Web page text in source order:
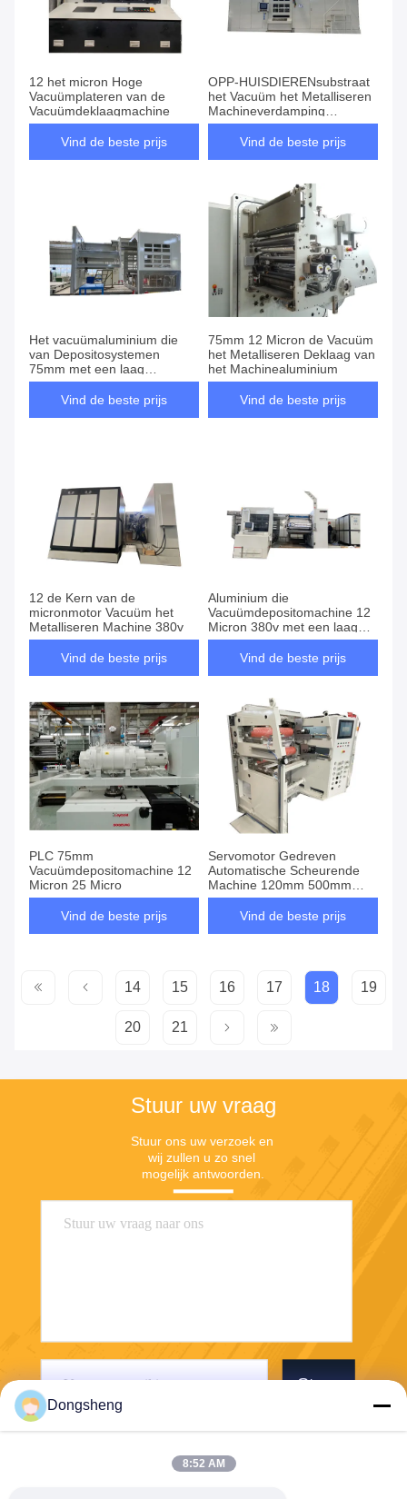
12 het micron Hoge
Vacuümplateren van de
Vacuümdeklaagmachine
Vind de beste prijs
OPP-HUISDIERENsubstraat
het Vacuüm het Metalliseren
Machineverdamping
Verwarmen
Vind de beste prijs
Het vacuümaluminium die
van Depositosystemen
75mm met een laag
bedekken 12 Micron
Vind de beste prijs
75mm 12 Micron de Vacuüm
het Metalliseren Deklaag van
het Machinealuminium
Vind de beste prijs
12 de Kern van de
micronmotor Vacuüm het
Metalliseren Machine 380v
Vind de beste prijs
Aluminium die
Vacuümdepositomachine 12
Micron 380v met een laag
bedekken
Vind de beste prijs
PLC 75mm
Vacuümdepositomachine 12
Micron 25 Micro
Vind de beste prijs
Servomotor Gedreven
Automatische Scheurende
Machine 120mm 500mm
Film
Vind de beste prijs
14 15 16 17 18 19
20 21
Stuur uw vraag
Stuur ons uw verzoek en
wij zullen u zo snel
mogelijk antwoorden.
Stuur
Dongsheng
8:52 AM